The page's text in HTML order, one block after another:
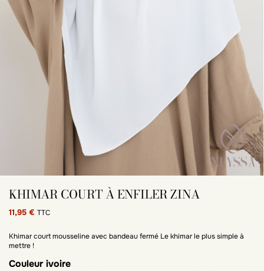
KHIMAR COURT À ENFILER ZINA
11,95 € TTC
Khimar court mousseline avec bandeau fermé Le khimar le plus simple à
mettre !
Couleurivoire